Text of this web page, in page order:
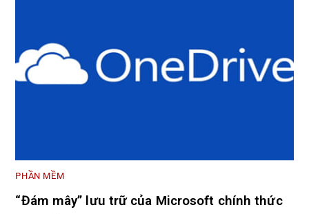
PHẦN MỀM
“Đám mây” lưu trữ của Microsoft chính thức